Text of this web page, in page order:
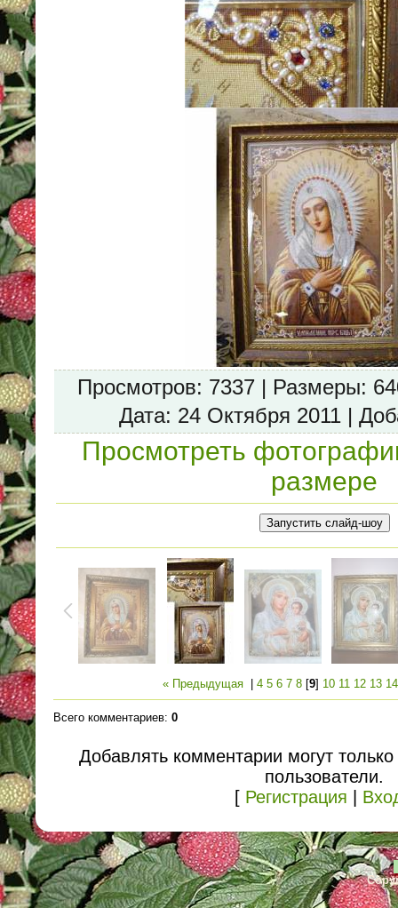
Просмотров: 7337 | Размеры:
Дата: 24 Октября 2011 |
Просмотреть
размере
« Предыдущая| 4 5 6 7 8[9] 10 11 12 13 14
Всего комментариев: 0
Добавлять комментарии могут
пользователи.
[ Регистрация